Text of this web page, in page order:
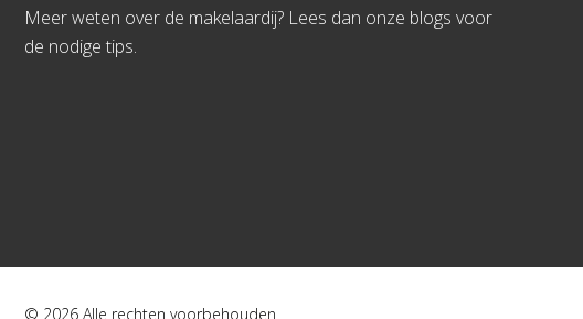
Meer weten over de makelaardij? Lees dan onze blogs voor
de nodige tips.
© 2026 Alle rechten voorbehouden